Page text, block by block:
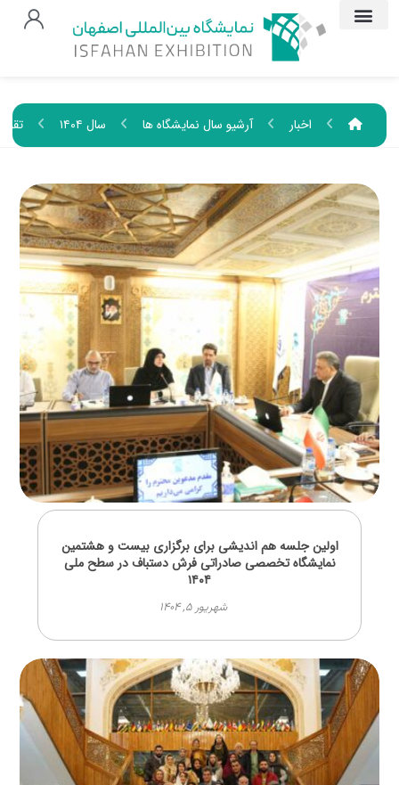
اخبار آرشیو سال نمایشگاه ها سال ۱۴۰۴
اولین جلسه هم اندیشی برای برگزاری بیست و هشتمین
نمایشگاه تخصصی صادراتی فرش دستباف در سطح ملی
۱۴۰۴
شهریور ۵, ۱۴۰۴